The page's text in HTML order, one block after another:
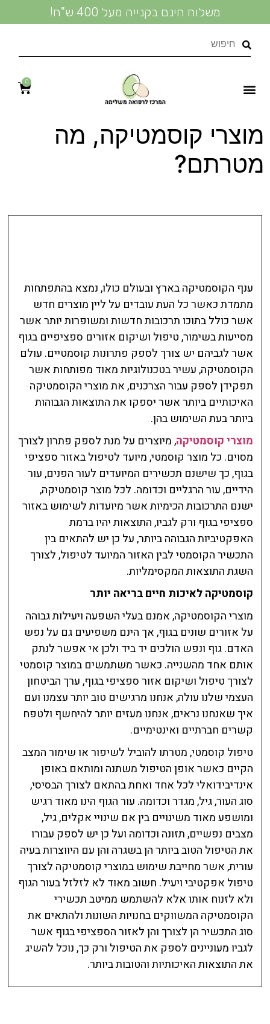
משלוח חינם בקנייה מעל 400 ש"ח!
0
מוצרי קוסמטיקה, מה
מטרתם?
ענף הקוסמטיקה בארץ ובעולם כולו, נמצא בהתפתחות
מתמדת כאשר כל העת עובדים על ליין מוצרים חדש
אשר כולל בתוכו תרכובות חדשות ומשופרות יותר אשר
מסייעות בשימור, טיפול ושיקום אזורים ספציפיים בגוף
אשר לגביהם יש צורך לספק פתרונות קוסמטיים. עולם
הקוסמטיקה, עשיר בטכנולוגיות מאוד מפותחות אשר
תפקידן לספק עבור הצרכנים, את מוצרי הקוסמטיקה
האיכותיים ביותר אשר יספקו את התוצאות הגבוהות
ביותר בעת השימוש בהן.
מוצרי קוסמטיקה, מיוצרים על מנת לספק פתרון לצורך
מסוים. כל מוצר קוסמטי, מיועד לטיפול באזור ספציפי
בגוף, כך שישנם תכשירים המיועדים לעור הפנים, עור
הידיים, עור הרגליים וכדומה. לכל מוצר קוסמטיקה,
ישנם התרכובות הכימיות אשר מיועדות לשימוש באזור
ספציפי בגוף ורק לגביו, התוצאות יהיו ברמת
האפקטיביות הגבוהה ביותר, על כן יש להתאים בין
התכשיר הקוסמטי לבין האזור המיועד לטיפול, לצורך
השגת התוצאות המקסימליות.
קוסמטיקה לאיכות חיים בריאה יותר
מוצרי הקוסמטיקה, אמנם בעלי השפעה ויעילות גבוהה
על אזורים שונים בגוף, אך הינם משפיעים גם על נפש
האדם. גוף ונפש הולכים יד ביד ולכן אי אפשר לנתק
אותם אחד מהשנייה. כאשר משתמשים במוצר קוסמטי
לצורך טיפול ושיקום אזור ספציפי בגוף, ערך הביטחון
העצמי שלנו עולה, אנחנו מרגישים טוב יותר עצמנו ועם
איך שאנחנו נראים, אנחנו מעזים יותר להיחשף ולטפח
קשרים חברתיים ואינטימיים.
טיפול קוסמטי, מטרתו להוביל לשיפור או שימור המצב
הקיים כאשר אופן הטיפול משתנה ומותאם באופן
אינדיבידואלי לכל אחד ואחת בהתאם לצורך הבסיסי,
סוג העור, גיל, מגדר וכדומה. עור הגוף הינו מאוד רגיש
ומושפע מאוד משינויים בין אם שינויי אקלים, גיל,
מצבים נפשיים, תזונה וכדומה ועל כן יש לספק עבורו
את הטיפול הטוב ביותר הן בשגרה והן עם היווצרות בעיה
עורית, אשר מחייבת שימוש במוצרי קוסמטיקה לצורך
טיפול אפקטיבי ויעיל. חשוב מאוד לא לזלזל בעור הגוף
ולא לזנוח אותו אלא להשתמש ממיטב תכשירי
הקוסמטיקה המשווקים בחנויות השונות ולהתאים את
סוג התכשיר הן לצורך והן לאזור הספציפי בגוף אשר
לגביו מעוניינים לספק את הטיפול ורק כך, נוכל להשיג
את התוצאות האיכותיות והטובות ביותר.